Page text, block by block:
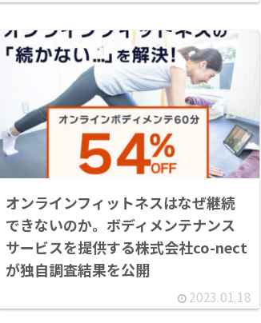
オンラインフィットネスはなぜ継続
できないのか。ボディメンテナンス
サービスを提供する株式会社co-nect
が独自調査結果を公開
2023.01.18